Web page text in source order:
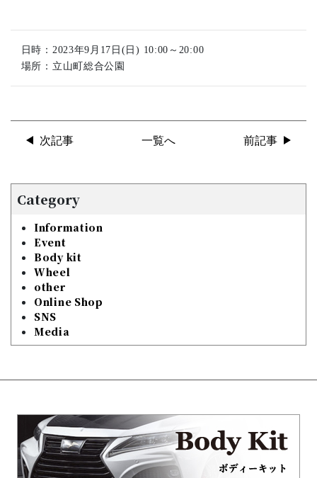
日時：2023年9月17日(日) 10:00～20:00
場所：立山町総合公園
次記事 一覧へ 前記事
Category
Information
Event
Body kit
Wheel
other
Online Shop
SNS
Media